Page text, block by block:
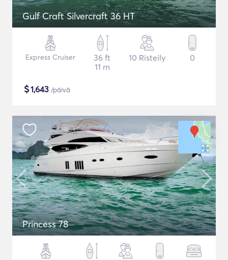
Gulf Craft Silvercraft 36 HT
Express Cruiser
36 ft
11 m
10 Risteily 0
$1,643 /päivä
Princess 78